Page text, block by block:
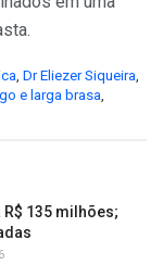
Dr Eliezer Siqueira
e larga brasa
135 milhões;